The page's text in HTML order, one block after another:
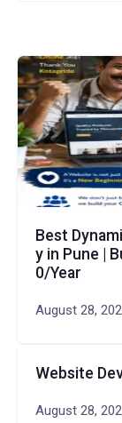
Best
y in Pune |
0/Year
August 28,
Website
August 28,